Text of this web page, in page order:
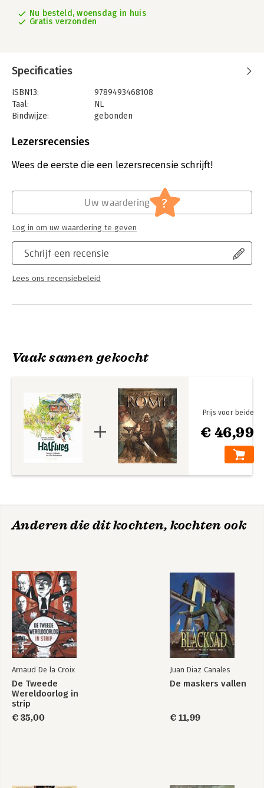
Nu besteld, woensdag in huis
Gratis verzonden
Specificaties
ISBN13:
9789493468108
Taal:
NL
Bindwijze:
gebonden
Uitgever:
Verschijningsdatum:
15-4-2026
Lezersrecensies
Wees de eerste die een lezersrecensie schrijft!
Schrijf een recensie
Lees ons recensiebeleid
Uw waardering ?
Log in om uw waardering te geven
Vaak samen gekocht
€ 46,99
Prijs voor beide
Anderen die dit kochten, kochten ook
Arnaud De la Croix
De Tweede
Wereldoorlog in
strip
€ 35,00
Juan Diaz Canales
De maskers vallen
€ 11,99